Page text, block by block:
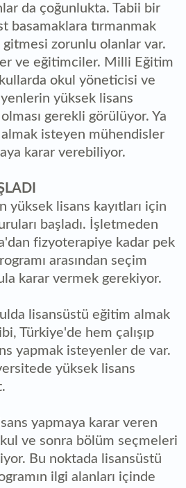
da çoğunlukta. Tabii bir
basamaklara tırmanmak
zorunlu olanlar var.
ve eğitimciler. Milli Eğitim
okul yöneticisi ve
yüksek lisans
gerekli görülüyor. Ya
almak isteyen mühendisler
karar verebiliyor.
yüksek lisans kayıtları için
başladı. İşletmeden
fizyoterapiye kadar pek
arasından seçim
karar vermek gerekiyor.
lisansüstü eğitim almak
Türkiye'de hem çalışıp
yapmak isteyenler de var.
yüksek lisans
yapmaya karar veren
ve sonra bölüm seçmeleri
Bu noktada lisansüstü
ilgi alanları içinde